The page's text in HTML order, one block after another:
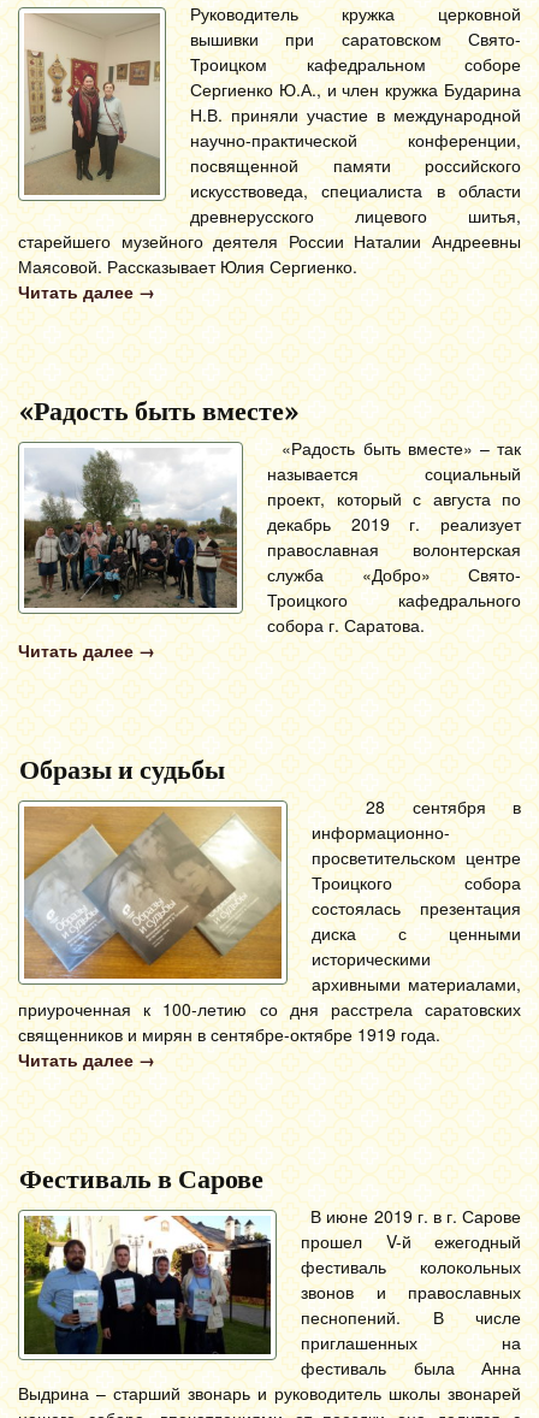
Руководитель кружка церковной
вышивки при саратовском Свято-
Троицком кафедральном соборе
Сергиенко Ю.А., и член кружка Бударина
Н.В. приняли участие в международной
научно-практической конференции,
посвященной памяти российского
искусствоведа, специалиста в области
древнерусского лицевого шитья,
старейшего музейного деятеля России Наталии Андреевны
Маясовой. Рассказывает Юлия Сергиенко.
Читать далее →
«Радость быть вместе»
«Радость быть вместе» – так
называется социальный
проект, который с августа по
декабрь 2019 г. реализует
православная волонтерская
служба «Добро» Свято-
Троицкого кафедрального
собора г. Саратова.
Читать далее →
Образы и судьбы
28 сентября в
информационно-
просветительском центре
Троицкого собора
состоялась презентация
диска с ценными
историческими
архивными материалами,
приуроченная к 100-летию со дня расстрела саратовских
священников и мирян в сентябре-октябре 1919 года.
Читать далее →
Фестиваль в Сарове
В июне 2019 г. в г. Сарове
прошел V-й ежегодный
фестиваль колокольных
звонов и православных
песнопений. В числе
приглашенных на
фестиваль была Анна
Выдрина – старший звонарь и руководитель школы звонарей